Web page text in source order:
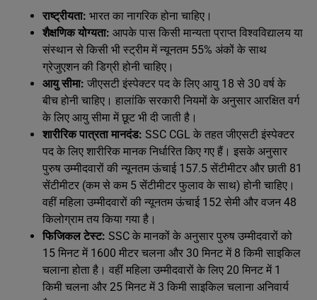
राष्ट्रीयता: भारत का नागरिक होना चाहिए।
शैक्षणिक योग्यता: आपके पास किसी मान्यता प्राप्त विश्वविद्यालय या
संस्थान से किसी भी स्ट्रीम में न्यूनतम 55% अंकों के साथ
ग्रेजुएशन की डिग्री होनी चाहिए।
आयु सीमा: जीएसटी इंस्पेक्टर पद के लिए आयु 18 से 30 वर्ष के
बीच होनी चाहिए। हालांकि सरकारी नियमों के अनुसार आरक्षित वर्ग
के लिए आयु सीमा में छूट भी दी जाती है।
शारीरिक पात्रता मानदंड: SSC CGL के तहत जीएसटी इंस्पेक्टर
पद के लिए शारीरिक मानक निर्धारित किए गए हैं। इसके अनुसार
पुरुष उम्मीदवारों की न्यूनतम ऊंचाई 157.5 सेंटीमीटर और छाती 81
सेंटीमीटर (कम से कम 5 सेंटीमीटर फुलाव के साथ) होनी चाहिए।
वहीं महिला उम्मीदवारों की न्यूनतम ऊंचाई 152 सेमी और वजन 48
किलोग्राम तय किया गया है।
फिजिकल टेस्ट: SSC के मानकों के अनुसार पुरुष उम्मीदवारों को
15 मिनट में 1600 मीटर चलना और 30 मिनट में 8 किमी साइकिल
चलाना होता है। वहीं महिला उम्मीदवारों के लिए 20 मिनट में 1
किमी चलना और 25 मिनट में 3 किमी साइकिल चलाना अनिवार्य